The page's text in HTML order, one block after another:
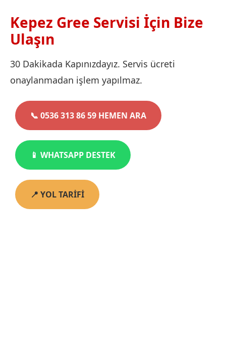
Kepez Gree Servisi İçin Bize
Ulaşın
30 Dakikada Kapınızdayız. Servis ücreti
onaylanmadan işlem yapılmaz.
📞 0536 313 86 59 HEMEN ARA
📱 WHATSAPP DESTEK
📍 YOL TARİFİ